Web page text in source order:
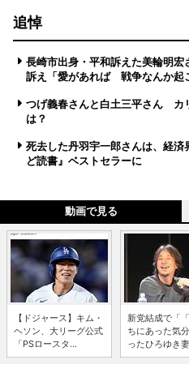
追悼
長崎市出身・平和訴えた美輪明
訴え「愛があれば 戦争なんか起
つげ義春さんと白土三平さん カ
は？
死去した丹羽宇一郎さんは、経
ど読書』ベストセラーに
動画で見る
【ドジャース】キム・
ヘソン、大リーグ公式
「PSロースタ...
新党結成で「
ちにあった気
ったひろゆき